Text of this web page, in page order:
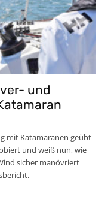
und
mit Katamaranen geübt
und weiß nun, wie
sicher manövriert